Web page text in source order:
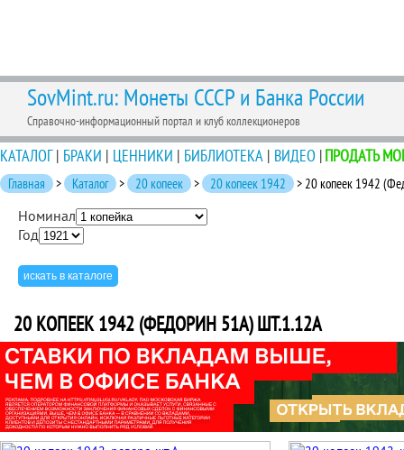
SovMint.ru: Монеты СССР и Банка России
Справочно-информационный портал и клуб коллекционеров
КАТАЛОГ| БРАКИ | ЦЕННИКИ | БИБЛИОТЕКА | ВИДЕО |ПРОДАТЬ
Главная > Каталог > 20 копеек > 20 копеек 1942 > 20 копеек 1942
Номинал
Год
20 КОПЕЕК 1942 (ФЕДОРИН 51А) ШТ.1.12А